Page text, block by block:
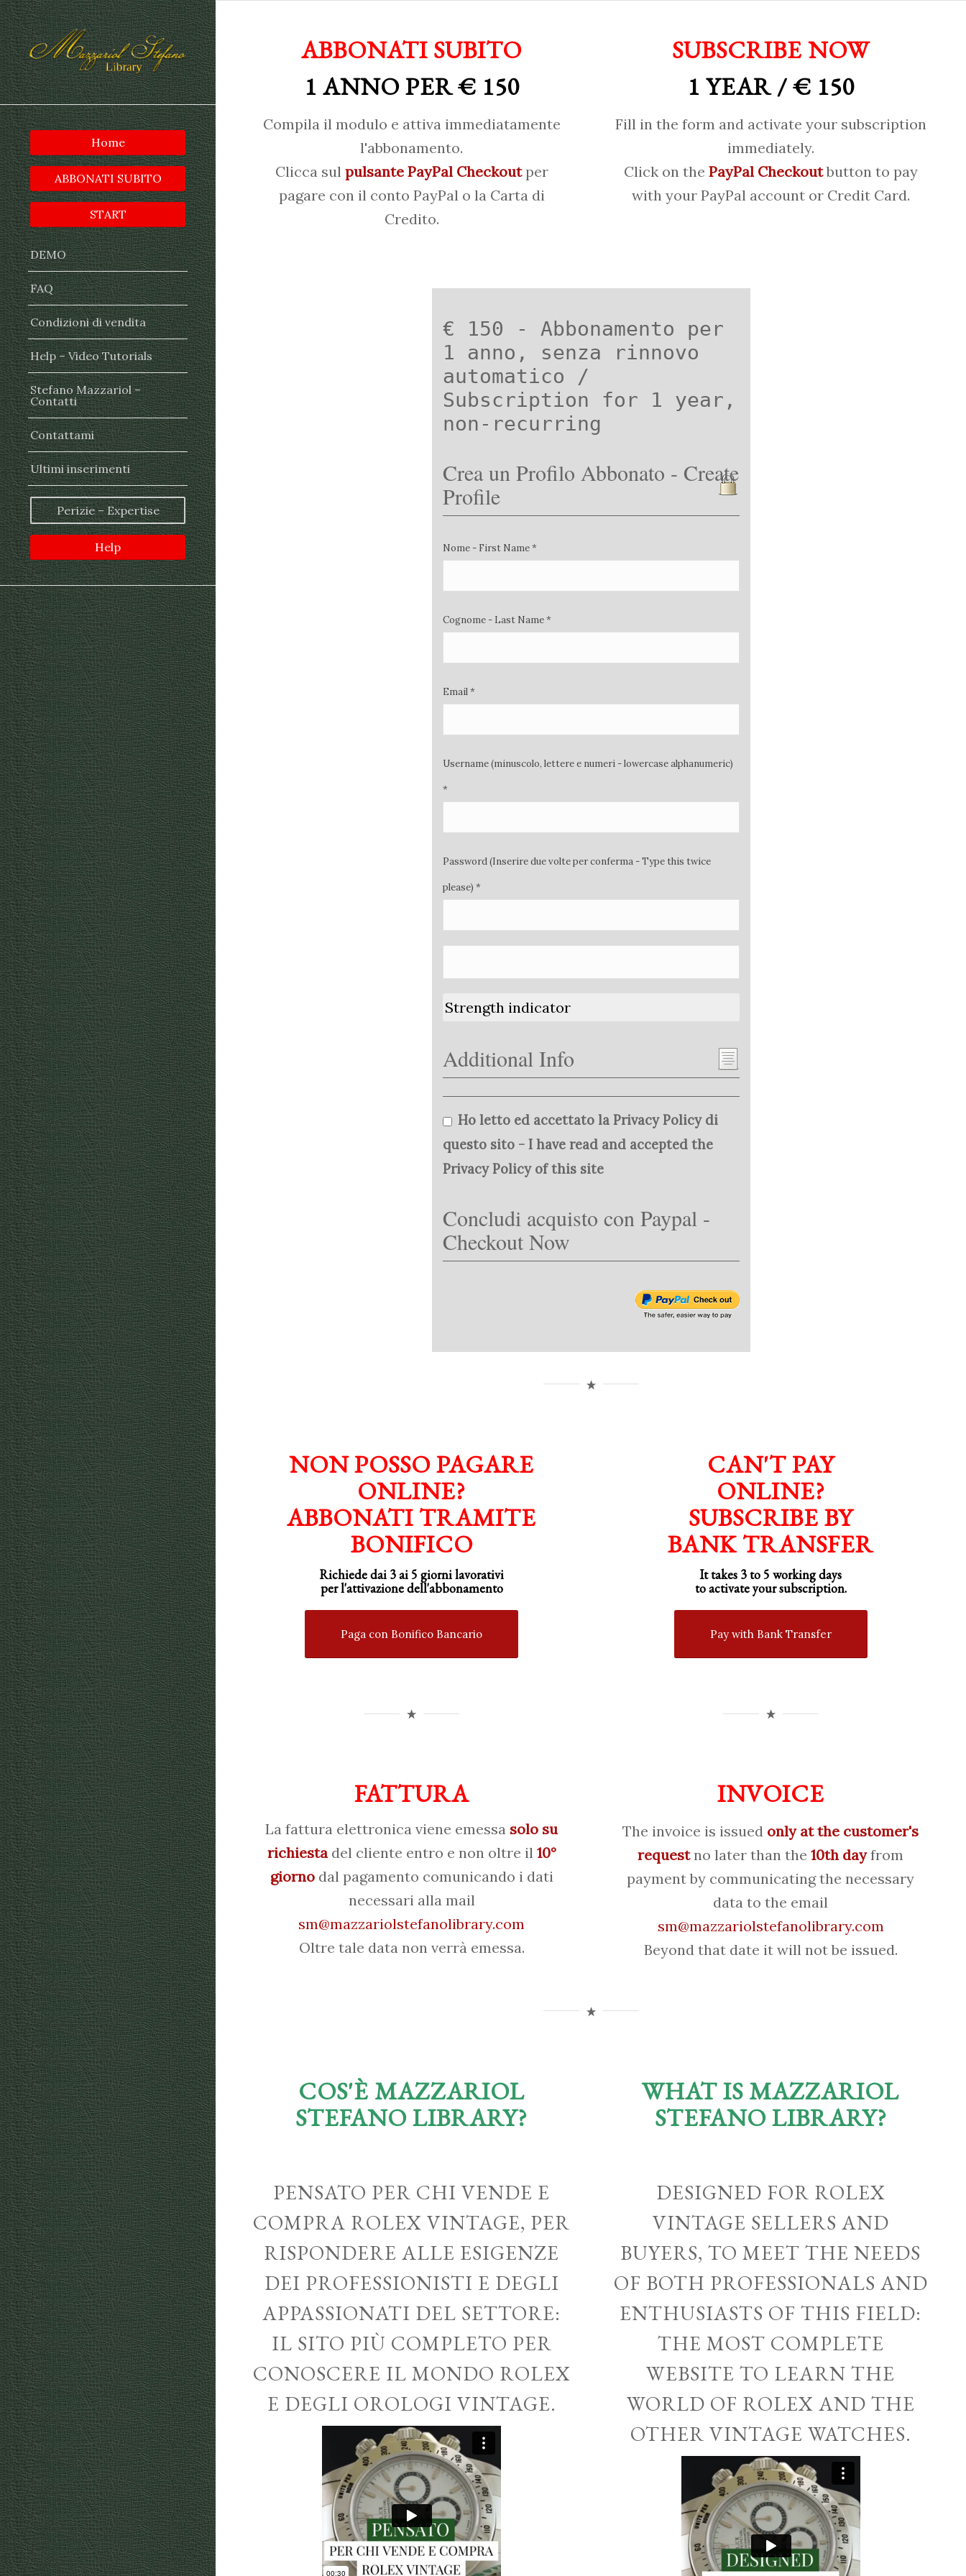
Home
ABBONATI SUBITO
START
DEMO
FAQ
Condizioni di vendita
Help – Video Tutorials
Stefano Mazzariol –
Contatti
Contattami
Ultimi inserimenti
Perizie – Expertise
Help
ABBONATI SUBITO
1 ANNO PER € 150
Compila il modulo e attiva immediatamente
l'abbonamento.
Clicca sul pulsante PayPal Checkoutper
pagare con il conto PayPal o la Carta di
Credito.
SUBSCRIBE NOW
1 YEAR / € 150
Fill in the form and activate your subscription
immediately.
Click on the PayPal Checkoutbutton to pay
with your PayPal account or Credit Card.
€ 150 - Abbonamento per
1 anno, senza rinnovo
automatico /
Subscription for 1 year,
non-recurring
Crea un Profilo Abbonato - Create
Profile
Nome - First Name *
Cognome - Last Name *
Email *
Username (minuscolo, lettere e numeri - lowercase alphanumeric)
*
Password (Inserire due volte per conferma - Type this twice
please) *
Strength indicator
Additional Info
Ho letto ed accettato la Privacy Policy di
questo sito - I have read and accepted the
Privacy Policy of this site
Concludi acquisto con Paypal -
Checkout Now
NON POSSO PAGARE
ONLINE?
ABBONATI TRAMITE
BONIFICO
Richiede dai 3 ai 5 giorni lavorativi
perl'attivazionedell'abbonamento
Paga con Bonifico Bancario
FATTURA
La fattura elettronica viene emessa solo su
richiestadel cliente entro e non oltre il 10°
giornodal pagamento comunicando i dati
necessari alla mail
sm@mazzariolstefanolibrary.com
Oltre tale data non verrà emessa.
CAN'T PAY
ONLINE?
SUBSCRIBE BY
BANK TRANSFER
It takes 3 to 5 working days
to activate your subscription.
Pay with Bank Transfer
INVOICE
The invoice is issued only at the customer's
requestno later than the10th dayfrom
payment by communicating the necessary
data to the email
sm@mazzariolstefanolibrary.com
Beyond that date it will not be issued.
COS'È MAZZARIOL
STEFANO LIBRARY?
WHAT IS MAZZARIOL
STEFANO LIBRARY?
PENSATO PER CHI VENDE E
COMPRA ROLEX VINTAGE, PER
RISPONDERE ALLE ESIGENZE
DEI PROFESSIONISTI E DEGLI
APPASSIONATI DEL SETTORE:
IL SITO PIÙ COMPLETO PER
CONOSCERE IL MONDO ROLEX
E DEGLI OROLOGI VINTAGE.
DESIGNED FOR ROLEX
VINTAGE SELLERS AND
BUYERS, TO MEET THE NEEDS
OF BOTH PROFESSIONALS AND
ENTHUSIASTS OF THIS FIELD:
THE MOST COMPLETE
WEBSITE TO LEARN THE
WORLD OF ROLEX AND THE
OTHER VINTAGE WATCHES.